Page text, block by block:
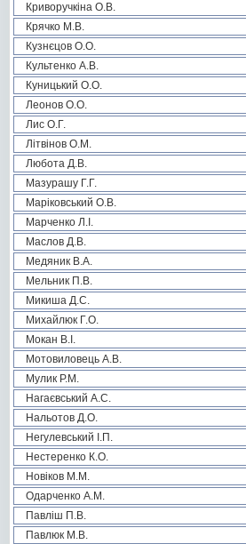
Криворучкіна О.В.
Крячко М.В.
Кузнєцов О.О.
Культенко А.В.
Куницький О.О.
Леонов О.О.
Лис О.Г.
Літвінов О.М.
Любота Д.В.
Мазурашу Г.Г.
Маріковський О.В.
Марченко Л.І.
Маслов Д.В.
Медяник В.А.
Мельник П.В.
Микиша Д.С.
Михайлюк Г.О.
Мокан В.І.
Мотовиловець А.В.
Мулик Р.М.
Нагаєвський А.С.
Нальотов Д.О.
Негулевський І.П.
Нестеренко К.О.
Новіков М.М.
Одарченко А.М.
Павліш П.В.
Павлюк М.В.